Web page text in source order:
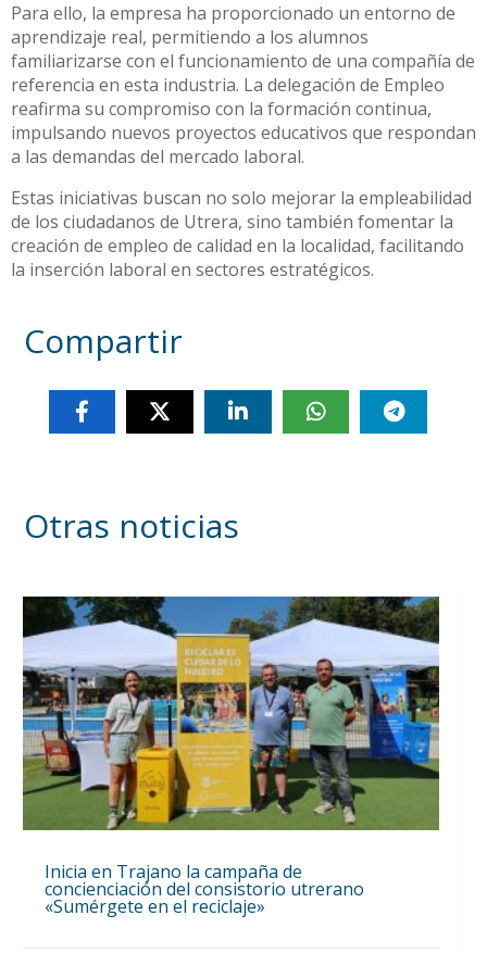
Para ello, la empresa ha proporcionado un entorno de
aprendizaje real, permitiendo a los alumnos
familiarizarse con el funcionamiento de una compañía de
referencia en esta industria. La delegación de Empleo
reafirma su compromiso con la formación continua,
impulsando nuevos proyectos educativos que respondan
a las demandas del mercado laboral.
Estas iniciativas buscan no solo mejorar la empleabilidad
de los ciudadanos de Utrera, sino también fomentar la
creación de empleo de calidad en la localidad, facilitando
la inserción laboral en sectores estratégicos.
Compartir
Otras noticias
Inicia en Trajano la campaña de
concienciación del consistorio utrerano
«Sumérgete en el reciclaje»